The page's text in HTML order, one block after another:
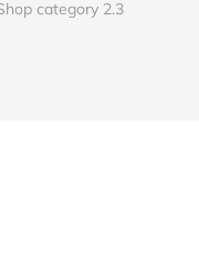
category 2.3